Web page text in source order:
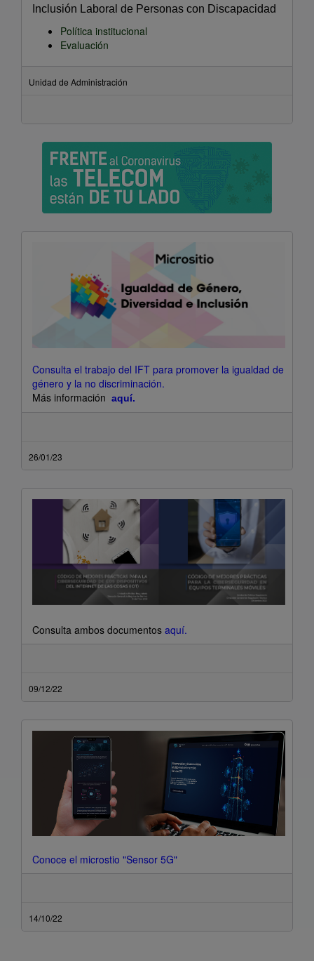
Inclusión Laboral de Personas con Discapacidad
Política institucional
Evaluación
Unidad de Administración
Consulta el trabajo del IFT para promover la igualdad de
género y la no discriminación.
Más información aquí.
26/01/23
Consulta ambos documentos aquí.
09/12/22
Conoce el microstio "Sensor 5G"
14/10/22